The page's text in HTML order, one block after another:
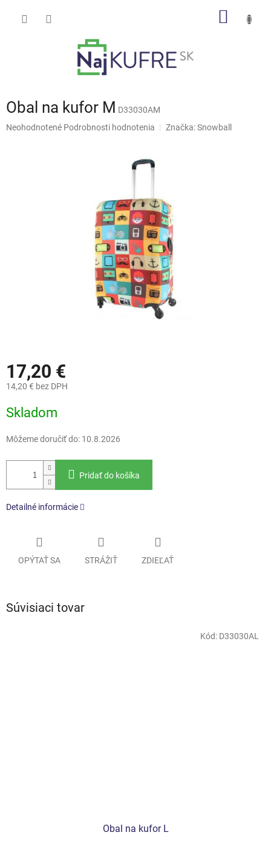
Obal na kufor M D33030AM
Priemerné
Neohodnotené Podrobnosti hodnotenia Značka:Snowball
17,20 €
14,20 € bez DPH
cena:
Skladom
Môžeme doručiť do: 10.8.2026
Pridať do košíka
Detailné informácie
OPÝTAŤ SA STRÁŽIŤ ZDIEĽAŤ
Súvisiaci tovar
Obal na kufor L
Kód: D33030AL